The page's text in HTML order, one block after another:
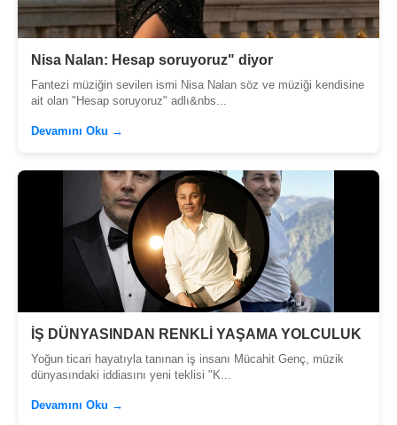
Nisa Nalan: Hesap soruyoruz" diyor
Fantezi müziğin sevilen ismi Nisa Nalan söz ve müziği kendisine
ait olan "Hesap soruyoruz" adlı&nbs...
Devamını Oku →
İŞ DÜNYASINDAN RENKLİ YAŞAMA YOLCULUK
Yoğun ticari hayatıyla tanınan iş insanı Mücahit Genç, müzik
dünyasındaki iddiasını yeni teklisi "K...
Devamını Oku →